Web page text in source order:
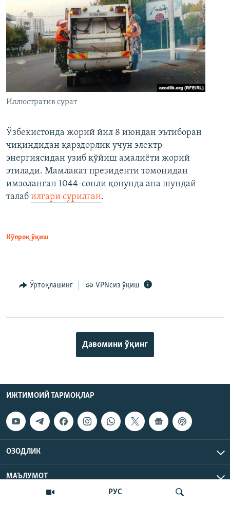
РУС
Иллюстратив сурат
Ўзбекистонда жорий йил 8 июндан эътиборан
чиқиндидан қарздорлик учун электр
энергиясидан узиб қўйиш амалиёти жорий
этилади. Мамлакат президенти томонидан
имзоланган 1044-сонли қонунда ана шундай
талаб илгари сурилган.
Кўпроқ ўқиш
Ўртоқлашинг VPNсиз ўқиш
Давомини ўқинг
ИЖТИМОИЙ ТАРМОҚЛАР
ОЗОДЛИК
МАЪЛУМОТ